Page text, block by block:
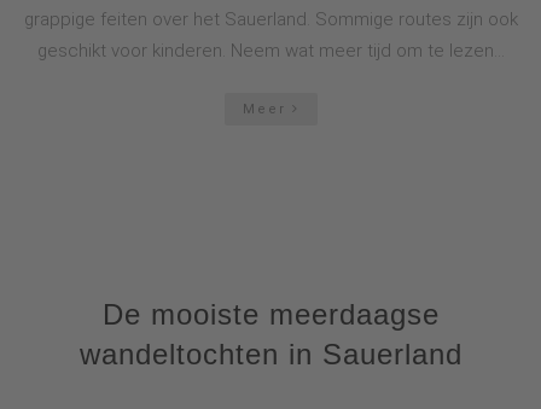
grappige feiten over het Sauerland. Sommige routes zijn ook
geschikt voor kinderen. Neem wat meer tijd om te lezen...
Meer
De mooiste meerdaagse
wandeltochten in Sauerland